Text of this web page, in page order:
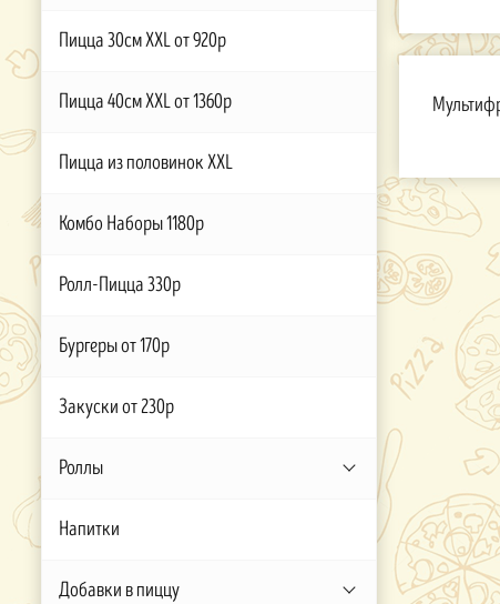
Пицца 30см XXL от 920р
Пицца 40см XXL от 1360р
Пицца из половинок XXL
Комбо Наборы 1180р
Ролл-Пицца 330р
Бургеры от 170р
Закуски от 230р
Роллы
Напитки
Добавки в пиццу